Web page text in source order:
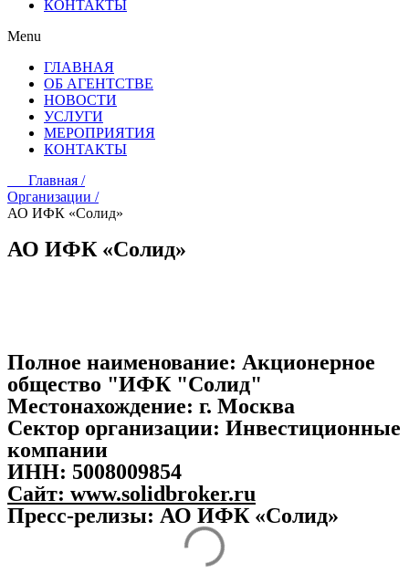
КОНТАКТЫ
Menu
ГЛАВНАЯ
ОБ АГЕНТСТВЕ
НОВОСТИ
УСЛУГИ
МЕРОПРИЯТИЯ
КОНТАКТЫ
Главная /
Организации /
АО ИФК «Солид»
АО ИФК «Солид»
Полное наименование: Акционерное
общество "ИФК "Солид"
Местонахождение: г. Москва
Сектор организации: Инвестиционные
компании
ИНН: 5008009854
Сайт: www.solidbroker.ru
Пресс-релизы: АО ИФК «Солид»